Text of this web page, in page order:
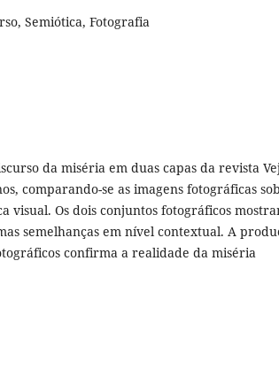
Semiótica, Fotografia
da miséria em duas capas da revista
comparando-se as imagens fotográficas
visual. Os dois conjuntos fotográficos
semelhanças em nível contextual. A
confirma a realidade da miséria